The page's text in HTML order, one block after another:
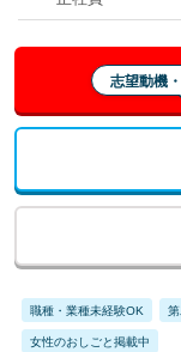
志望動機
職種・業種未経験OK
女性のおしごと掲載中